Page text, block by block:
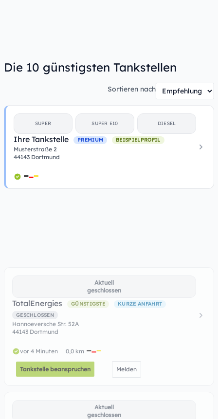
Die 10 günstigsten Tankstellen
Sortieren nach
SUPER SUPER E10 DIESEL
Ihre Tankstelle PREMIUM BEISPIELPROFIL
Musterstraße 2
44143 Dortmund
Aktuell
geschlossen
TotalEnergies GÜNSTIGSTE
KURZE ANFAHRT
GESCHLOSSEN
Hannoeversche Str. 52A
44143 Dortmund
vor 4 Minuten 0,0 km
Tankstelle beanspruchen Melden
Aktuell
geschlossen